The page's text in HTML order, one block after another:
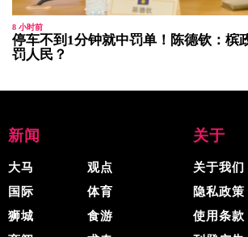
8 小时前
停车不到1分钟就中罚单！陈德钦：槟
罚人民？
新闻
大马
国际
狮城
观点
体育
食游
关于
关于我们
隐私政策
使用条款